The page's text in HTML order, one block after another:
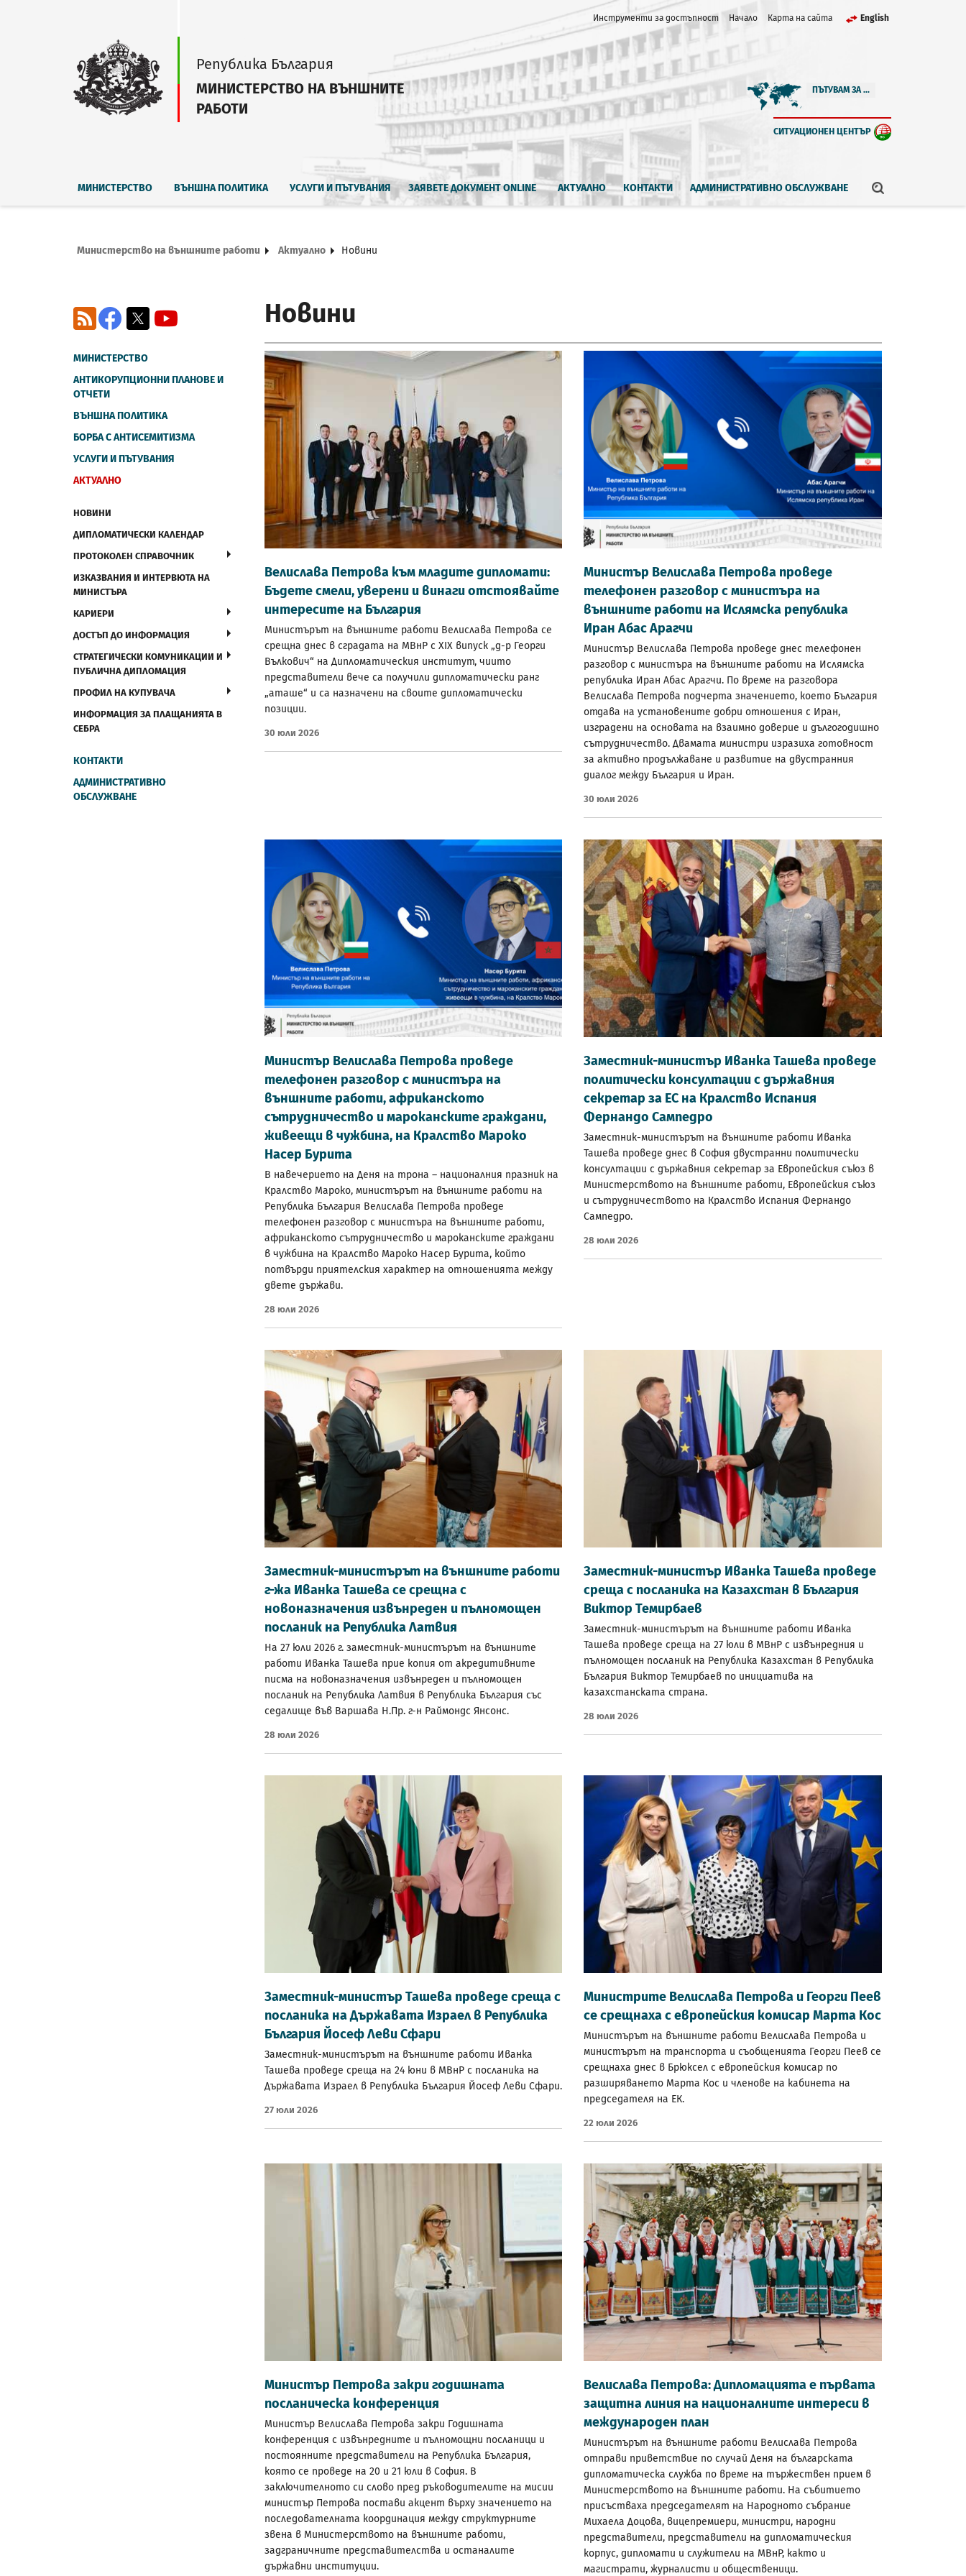
Инструменти за достъпност Начало Карта на сайта English
Република България
МИНИСТЕРСТВО НА ВЪНШНИТЕ
РАБОТИ
ПЪТУВАМ ЗА ...
СИТУАЦИОНЕН ЦЕНТЪР
МИНИСТЕРСТВО ВЪНШНА ПОЛИТИКА УСЛУГИ И ПЪТУВАНИЯ ЗАЯВЕТЕ ДОКУМЕНТ ONLINE АКТУАЛНО КОНТАКТИ АДМИНИСТРАТИВНО ОБСЛУЖВАНЕ
Министерство на външните работи Актуално Новини
Facebook
X
RSS
МИНИСТЕРСТВО
АНТИКОРУПЦИОННИ ПЛАНОВЕ И
ОТЧЕТИ
ВЪНШНА ПОЛИТИКА
БОРБА С АНТИСЕМИТИЗМА
УСЛУГИ И ПЪТУВАНИЯ
АКТУАЛНО
НОВИНИ
ДИПЛОМАТИЧЕСКИ КАЛЕНДАР
ПРОТОКОЛЕН СПРАВОЧНИК
ИЗКАЗВАНИЯ И ИНТЕРВЮТА НА
МИНИСТЪРА
КАРИЕРИ
ДОСТЪП ДО ИНФОРМАЦИЯ
СТРАТЕГИЧЕСКИ КОМУНИКАЦИИ И
ПУБЛИЧНА ДИПЛОМАЦИЯ
ПРОФИЛ НА КУПУВАЧА
ИНФОРМАЦИЯ ЗА ПЛАЩАНИЯТА В
СЕБРА
КОНТАКТИ
АДМИНИСТРАТИВНО
ОБСЛУЖВАНЕ
Новини
Велислава Петрова към младите дипломати:
Бъдете смели, уверени и винаги отстоявайте
интересите на България
Министърът на външните работи Велислава Петрова се
срещна днес в сградата на МВнР с XIX випуск „д-р Георги
Вълкович“ на Дипломатическия институт, чиито
представители вече са получили дипломатически ранг
„аташе“ и са назначени на своите дипломатически
позиции.
30 Юли 2026
Министър Велислава Петрова проведе
телефонен разговор с министъра на
външните работи на Ислямска република
Иран Абас Арагчи
Министър Велислава Петрова проведе днес телефонен
разговор с министъра на външните работи на Ислямска
република Иран Абас Арагчи. По време на разговора
Велислава Петрова подчерта значението, което България
отдава на установените добри отношения с Иран,
изградени на основата на взаимно доверие и дългогодишно
сътрудничество. Двамата министри изразиха готовност
за активно продължаване и развитие на двустранния
диалог между България и Иран.
30 Юли 2026
Министър Велислава Петрова проведе
телефонен разговор с министъра на
външните работи, африканското
сътрудничество и мароканските граждани,
живеещи в чужбина, на Кралство Мароко
Насер Бурита
В навечерието на Деня на трона – националния празник на
Кралство Мароко, министърът на външните работи на
Република България Велислава Петрова проведе
телефонен разговор с министъра на външните работи,
африканското сътрудничество и мароканските граждани
в чужбина на Кралство Мароко Насер Бурита, който
потвърди приятелския характер на отношенията между
двете държави.
28 Юли 2026
Заместник-министър Иванка Ташева проведе
политически консултации с държавния
секретар за ЕС на Кралство Испания
Фернандо Сампедро
Заместник-министърът на външните работи Иванка
Ташева проведе днес в София двустранни политически
консултации с държавния секретар за Европейския съюз в
Министерството на външните работи, Европейския съюз
и сътрудничеството на Кралство Испания Фернандо
Сампедро.
28 Юли 2026
Заместник-министърът на външните работи
г-жа Иванка Ташева се срещна с
новоназначения извънреден и пълномощен
посланик на Република Латвия
На 27 юли 2026 г. заместник-министърът на външните
работи Иванка Ташева прие копия от акредитивните
писма на новоназначения извънреден и пълномощен
посланик на Република Латвия в Република България със
седалище във Варшава Н.Пр. г-н Раймондс Янсонс.
28 Юли 2026
Заместник-министър Иванка Ташева проведе
среща с посланика на Казахстан в България
Виктор Темирбаев
Заместник-министърът на външните работи Иванка
Ташева проведе среща на 27 юли в МВнР с извънредния и
пълномощен посланик на Република Казахстан в Република
България Виктор Темирбаев по инициатива на
казахстанската страна.
28 Юли 2026
Заместник-министър Ташева проведе среща с
посланика на Държавата Израел в Република
България Йосеф Леви Сфари
Заместник-министърът на външните работи Иванка
Ташева проведе среща на 24 юни в МВнР с посланика на
Държавата Израел в Република България Йосеф Леви Сфари.
27 Юли 2026
Министрите Велислава Петрова и Георги Пеев
се срещнаха с европейския комисар Марта Кос
Министърът на външните работи Велислава Петрова и
министърът на транспорта и съобщенията Георги Пеев се
срещнаха днес в Брюксел с европейския комисар по
разширяването Марта Кос и членове на кабинета на
председателя на ЕК.
22 Юли 2026
Министър Петрова закри годишната
посланическа конференция
Министър Велислава Петрова закри Годишната
конференция с извънредните и пълномощни посланици и
постоянните представители на Република България,
която се проведе на 20 и 21 юли в София. В
заключителното си слово пред ръководителите на мисии
министър Петрова постави акцент върху значението на
последователната координация между структурните
звена в Министерството на външните работи,
задграничните представителства и останалите
държавни институции.
Велислава Петрова: Дипломацията е първата
защитна линия на националните интереси в
международен план
Министърът на външните работи Велислава Петрова
отправи приветствие по случай Деня на българската
дипломатическа служба по време на тържествен прием в
Министерството на външните работи. На събитието
присъстваха председателят на Народното събрание
Михаела Доцова, вицепремиери, министри, народни
представители, представители на дипломатическия
корпус, дипломати и служители на МВнР, както и
магистрати, журналисти и общественици.